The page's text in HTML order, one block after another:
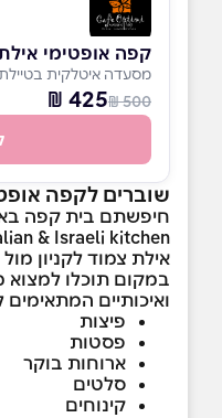
קפה אופטימי
מסעדה איטלקית
500 ₪
425 ₪
שוברים לקפה
חיפשתם בית קפה
אילת צמוד לקניון
במקום תוכלו למצוא
ואיכותיים המתאימים
פיצות
פסטות
ארוחות בוקר
סלטים
קינוחים